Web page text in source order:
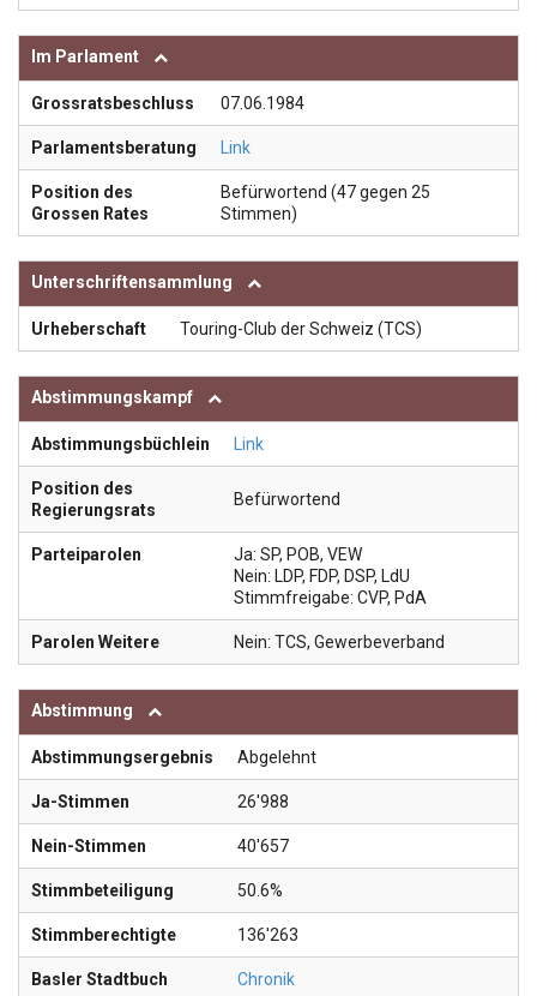
Im Parlament
Grossratsbeschluss 07.06.1984
Parlamentsberatung Link
Position des
Grossen Rates
Befürwortend (47 gegen 25
Stimmen)
Unterschriftensammlung
Urheberschaft Touring-Club der Schweiz (TCS)
Abstimmungskampf
Abstimmungsbüchlein Link
Position des
Regierungsrats
Befürwortend
Parteiparolen
Ja: SP, POB, VEW
Nein: LDP, FDP, DSP, LdU
Stimmfreigabe: CVP, PdA
Parolen Weitere Nein: TCS, Gewerbeverband
Abstimmung
Abstimmungsergebnis Abgelehnt
Ja-Stimmen 26'988
Nein-Stimmen 40'657
Stimmbeteiligung 50.6%
Stimmberechtigte 136'263
Basler Stadtbuch Chronik